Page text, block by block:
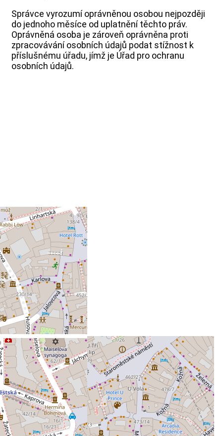
Správce vyrozumí oprávněnou osobou nejpozději
do jednoho měsíce od uplatnění těchto práv.
Oprávněná osoba je zároveň oprávněna proti
zpracovávání osobních údajů podat stížnost k
příslušnému úřadu, jímž je Úřad pro ochranu
osobních údajů.